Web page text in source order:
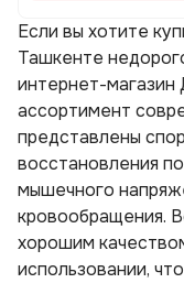
Если вы хотите
Ташкенте
интернет-
ассортимент
представлены
восстановления
мышечного
кровообращения.
хорошим
использовании,